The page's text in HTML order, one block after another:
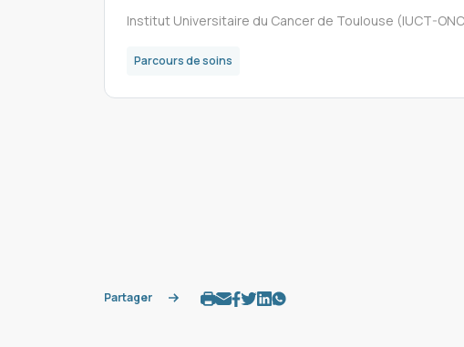
Institut Universitaire du Cancer de Toulouse (IUCT-
Parcours de soins
Partager